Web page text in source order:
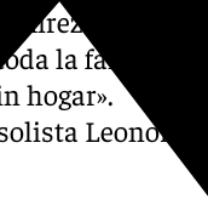
ha
la familia
hogar».
Leonor